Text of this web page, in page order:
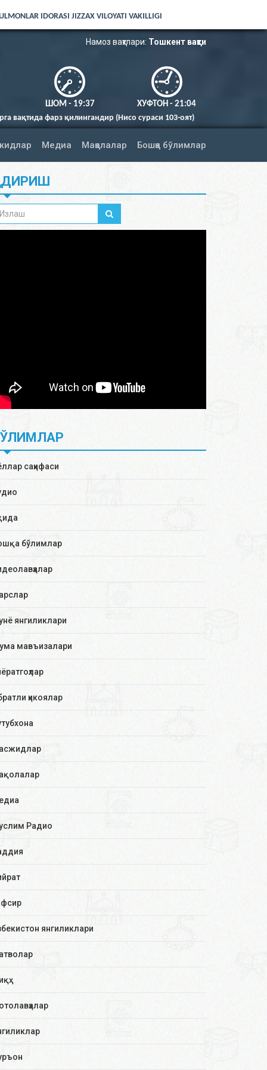
IDORASI JIZZAX VILOYATI VAKILLIGI
Намоз вақтлари: Тошкент вақти
ШОМ - 19:37
ХУФТОН - 21:04
(Нисо сураси 103-оят)
Медиа Мақолалар Бошқа бўлимлар
саҳифаси
бўлимлар
янгиликлари
мавъизалари
ҳикоялар
Радио
янгиликлари